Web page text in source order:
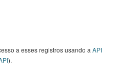
a esses registros usando a API
).